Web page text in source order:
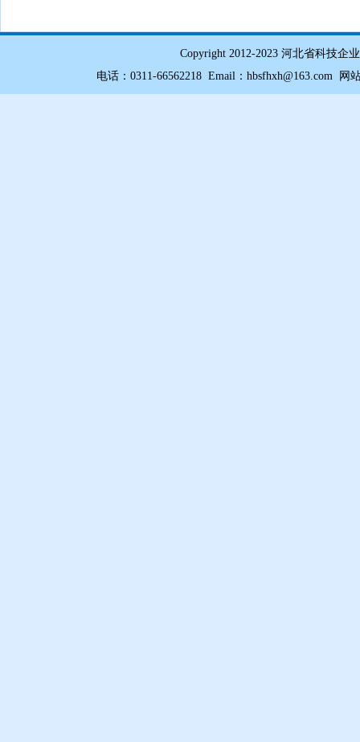
Copyright 2012-2023 河北省科技企
电话：0311-66562218 Email：hbsfhxh@163.com 网